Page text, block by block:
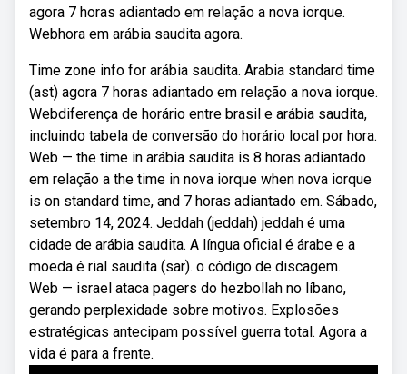
agora 7 horas adiantado em relação a nova iorque.
Webhora em arábia saudita agora.
Time zone info for arábia saudita. Arabia standard time
(ast) agora 7 horas adiantado em relação a nova iorque.
Webdiferença de horário entre brasil e arábia saudita,
incluindo tabela de conversão do horário local por hora.
Web — the time in arábia saudita is 8 horas adiantado
em relação a the time in nova iorque when nova iorque
is on standard time, and 7 horas adiantado em. Sábado,
setembro 14, 2024. Jeddah (jeddah) jeddah é uma
cidade de arábia saudita. A língua oficial é árabe e a
moeda é rial saudita (sar). o código de discagem.
Web — israel ataca pagers do hezbollah no líbano,
gerando perplexidade sobre motivos. Explosões
estratégicas antecipam possível guerra total. Agora a
vida é para a frente.